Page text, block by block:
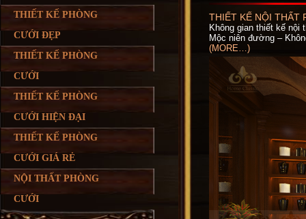
THIẾT KẾ PHÒNG
CƯỚI ĐẸP
THIẾT KẾ PHÒNG
CƯỚI
THIẾT KẾ PHÒNG
CƯỚI HIỆN ĐẠI
THIẾT KẾ PHÒNG
CƯỚI GIÁ RẺ
NỘI THẤT PHÒNG
CƯỚI
THIẾT KẾ NỘI THẤT
Không gian thiết kế nội
Mộc niên đường –
(MORE…)